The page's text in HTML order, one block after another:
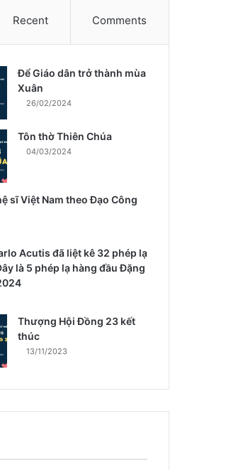
Recent Comments
Để Giáo dân trở thành mùa
Xuân
26/02/2024
Tôn thờ Thiên Chúa
04/03/2024
sĩ Việt Nam theo Đạo Công
Acutis đã liệt kê 32 phép lạ
là 5 phép lạ hàng đầu Đặng
Thượng Hội Đồng 23 kết
thúc
13/11/2023